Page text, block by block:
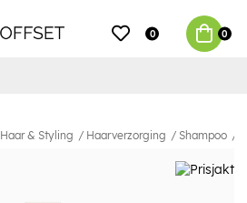
0 0
Haar & Styling Haarverzorging Shampoo